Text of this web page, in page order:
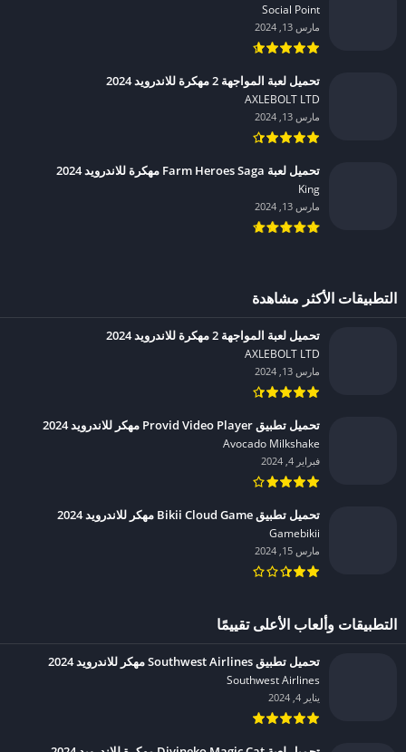
Social Point‏
مارس 13, 2024
تحميل لعبة المواجهة 2 مهكرة للاندرويد 2024
AXLEBOLT LTD‏
مارس 13, 2024
تحميل لعبة Farm Heroes Saga مهكرة للاندرويد 2024
King‏
مارس 13, 2024
التطبيقات الأكثر مشاهدة
تحميل لعبة المواجهة 2 مهكرة للاندرويد 2024
AXLEBOLT LTD‏
مارس 13, 2024
تحميل تطبيق Provid Video Player مهكر للاندرويد 2024
Avocado Milkshake‏
فبراير 4, 2024
تحميل تطبيق Bikii Cloud Game مهكر للاندرويد 2024
Gamebikii‏
مارس 15, 2024
التطبيقات وألعاب الأعلى تقييمًا
تحميل تطبيق Southwest Airlines مهكر للاندرويد 2024
Southwest Airlines‏
يناير 4, 2024